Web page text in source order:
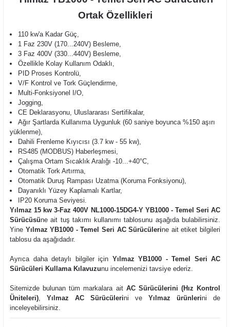
Ortak Özellikleri
110 kw'a Kadar Güç,
1 Faz 230V (170...240V) Besleme,
3 Faz 400V (330...440V) Besleme,
Özellikle Kolay Kullanım Odaklı,
PID Proses Kontrolü,
V/F Kontrol ve Tork Güçlendirme,
Multi-Fonksiyonel I/O,
Jogging,
CE Deklarasyonu, Uluslararası Sertifikalar,
Ağır Şartlarda Kullanıma Uygunluk (60 saniye boyunca %150 aşırı
yüklenme),
Dahili Frenleme Kıyıcısı (3.7 kw - 55 kw),
RS485 (MODBUS) Haberleşmesi,
Çalışma Ortam Sıcaklık Aralığı -10...+40°C,
Otomatik Tork Artırma,
Otomatik Duruş Rampası Uzatma (Koruma Fonksiyonu),
Dayanıklı Yüzey Kaplamalı Kartlar,
IP20 Koruma Seviyesi.
Yılmaz 15 kw 3-Faz 400V NL1000-15DG4-Y YB1000 - Temel Seri AC
Sürücüsüne ait tuş takımı kullanımı tablosunu aşağıda bulabilirsiniz.
Yine Yılmaz YB1000 - Temel Seri AC Sürücülerine ait etiket bilgileri
tablosu da aşağıdadır.
Ayrıca daha detaylı bilgiler için Yılmaz YB1000 - Temel Seri AC
Sürücüleri Kullama Kılavuzunu incelemenizi tavsiye ederiz.
Sitemizde bulunan tüm markalara ait AC Sürücülerini (Hız Kontrol
Üniteleri), Yılmaz AC Sürücülerini ve Yılmaz ürünlerini de
inceleyebilirsiniz.